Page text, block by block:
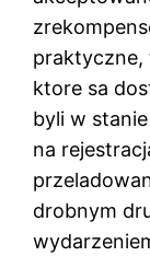
praktyczne,
ktore sa
byli w
na
drobnym